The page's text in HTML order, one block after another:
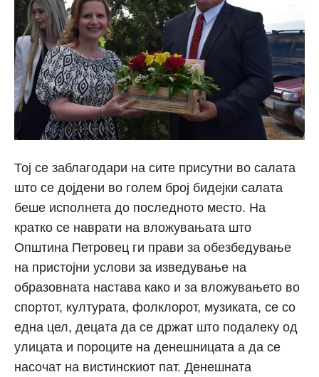
Тој се заблагодари на сите присутни во салата
што се дојдени во голем број бидејки салата
беше исполнета до последното место. На
кратко се наврати на вложувањата што
Општина Петровец ги прави за обезбедување
на пристојни услови за изведување на
образовната настава како и за вложувањето во
спортот, културата, фолклорот, музиката, се со
една цел, децата да се држат што подалеку од
улицата и пороците на денешницата а да се
насочат на вистинскиот пат. Денешната